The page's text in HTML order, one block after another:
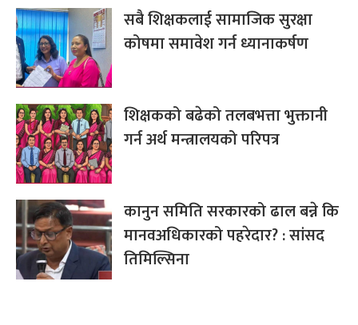
सबै शिक्षकलाई सामाजिक सुरक्षा
कोषमा समावेश गर्न ध्यानाकर्षण
शिक्षकको बढेको तलबभत्ता भुक्तानी
गर्न अर्थ मन्त्रालयको परिपत्र
कानुन समिति सरकारको ढाल बन्ने कि
मानवअधिकारको पहरेदार? : सांसद
तिमिल्सिना